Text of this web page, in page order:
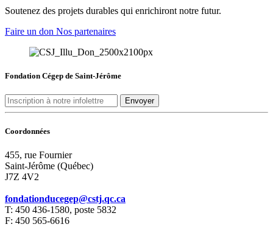
Soutenez des projets durables qui enrichiront notre futur.
Faire un don Nos partenaires
Fondation Cégep de Saint-Jérôme
Envoyer
Coordonnées
455, rue Fournier
Saint-Jérôme (Québec)
J7Z 4V2
fondationducegep@cstj.qc.ca
T: 450 436-1580, poste 5832
F: 450 565-6616